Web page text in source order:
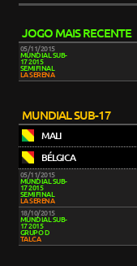
JOGO MAIS RECENTE
05/11/2015
MUNDIAL SUB-
17 2015
SEMIFINAL
LA SERENA
MUNDIAL SUB-17
MALI
BÉLGICA
05/11/2015
MUNDIAL SUB-
17 2015
SEMIFINAL
LA SERENA
18/10/2015
MUNDIAL SUB-
17 2015
GRUPO D
TALCA